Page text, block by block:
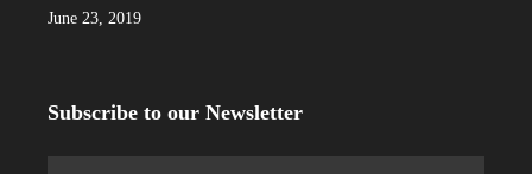
June 23, 2019
Subscribe to our Newsletter